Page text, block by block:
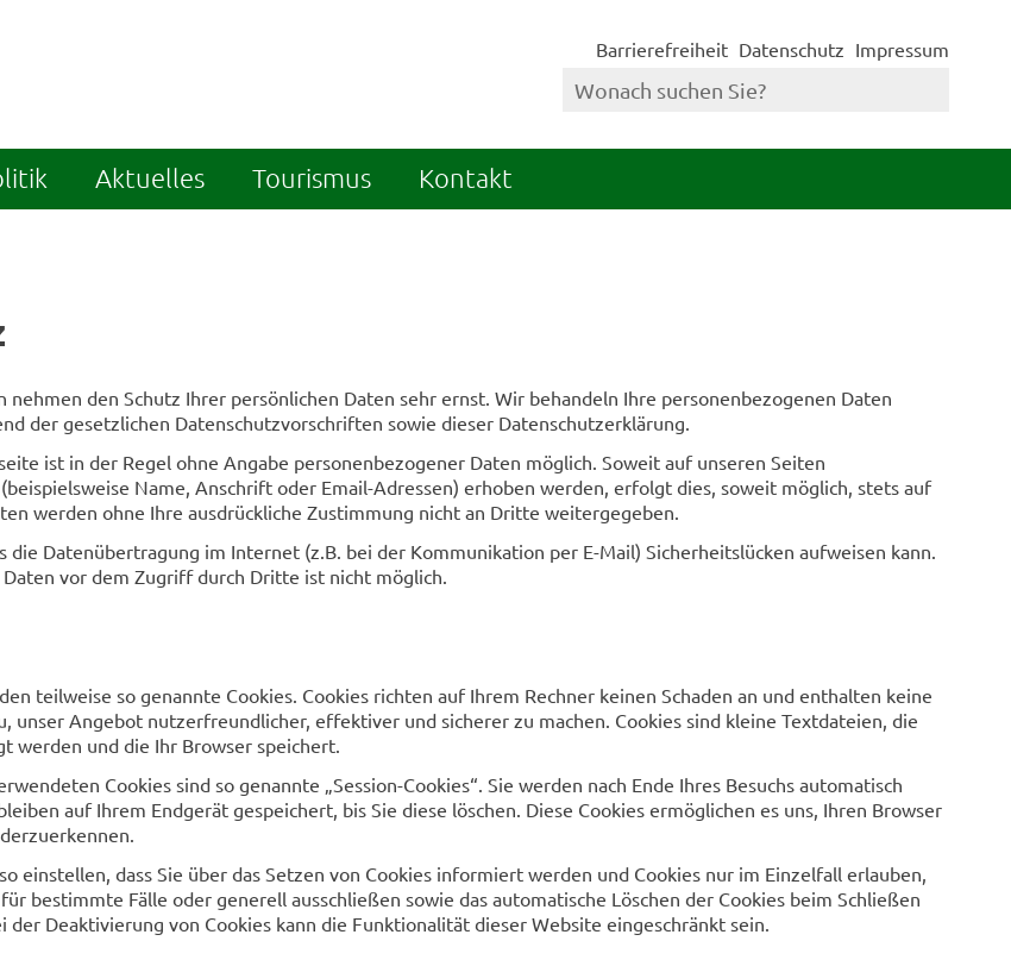
Barrierefreiheit Datenschutz Impressum
Aktuelles Tourismus Kontakt
nehmen den Schutz Ihrer persönlichen Daten sehr ernst. Wir behandeln Ihre personenbezogenen Daten
der gesetzlichen Datenschutzvorschriften sowie dieser Datenschutzerklärung.
ist in der Regel ohne Angabe personenbezogener Daten möglich. Soweit auf unseren Seiten
Name, Anschrift oder Email-Adressen) erhoben werden, erfolgt dies, soweit möglich, stets auf
werden ohne Ihre ausdrückliche Zustimmung nicht an Dritte weitergegeben.
die Datenübertragung im Internet (z.B. bei der Kommunikation per E-Mail) Sicherheitslücken aufweisen kann.
Daten vor dem Zugriff durch Dritte ist nicht möglich.
teilweise so genannte Cookies. Cookies richten auf Ihrem Rechner keinen Schaden an und enthalten keine
unser Angebot nutzerfreundlicher, effektiver und sicherer zu machen. Cookies sind kleine Textdateien, die
werden und die Ihr Browser speichert.
Cookies sind so genannte „Session-Cookies“. Sie werden nach Ende Ihres Besuchs automatisch
auf Ihrem Endgerät gespeichert, bis Sie diese löschen. Diese Cookies ermöglichen es uns, Ihren Browser
einstellen, dass Sie über das Setzen von Cookies informiert werden und Cookies nur im Einzelfall erlauben,
bestimmte Fälle oder generell ausschließen sowie das automatische Löschen der Cookies beim Schließen
der Deaktivierung von Cookies kann die Funktionalität dieser Website eingeschränkt sein.